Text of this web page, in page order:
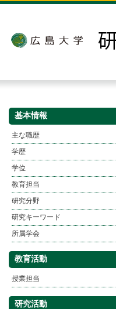
基本情報
主な職歴
学歴
学位
教育担当
研究分野
研究キーワード
所属学会
教育活動
授業担当
研究活動